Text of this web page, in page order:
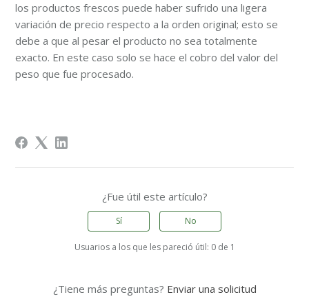
los productos frescos puede haber sufrido una ligera
variación de precio respecto a la orden original; esto se
debe a que al pesar el producto no sea totalmente
exacto. En este caso solo se hace el cobro del valor del
peso que fue procesado.
¿Fue útil este artículo?
Sí No
Usuarios a los que les pareció útil: 0 de 1
¿Tiene más preguntas? Enviar una solicitud